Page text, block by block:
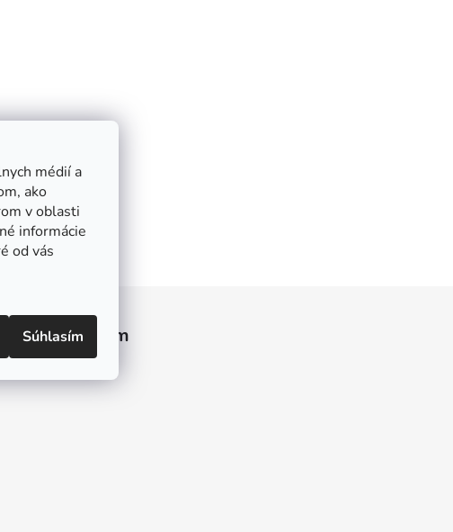
médií a
ako
v oblasti
informácie
od vás
Súhlasím
Instagram